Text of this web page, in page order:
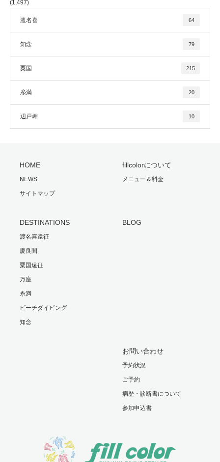
(1,497)
渡名喜 64
知念 79
粟国 215
糸満 20
辺戸岬 10
HOME
NEWS
サイトマップ
fillcolorについて
メニュー＆料金
DESTINATIONS
渡名喜遠征
慶良間
粟国遠征
万座
糸満
ビーチダイビング
知念
BLOG
お問い合わせ
予約状況
ご予約
病歴・診断書について
参加申込書